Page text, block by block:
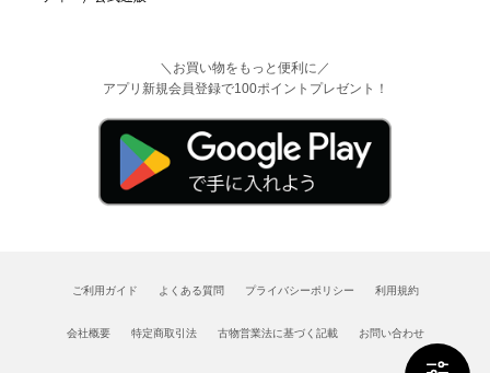
＼お買い物をもっと便利に／
アプリ新規会員登録で100ポイントプレゼント！
ご利用ガイド よくある質問 プライバシーポリシー 利用規約
会社概要 特定商取引法 古物営業法に基づく記載 お問い合わせ